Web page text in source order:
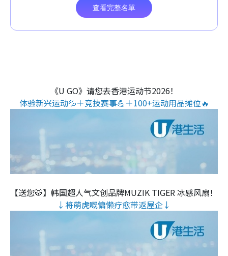
《U GO》请您去香港运动节2026！
体验新兴运动💦＋竞技赛事💪＋100+运动用品摊位🔥
【送您🐯】韩国超人气文创品牌MUZIK TIGER 冰感风扇！
↓将萌虎嘅慵懒疗愈带返屋企↓